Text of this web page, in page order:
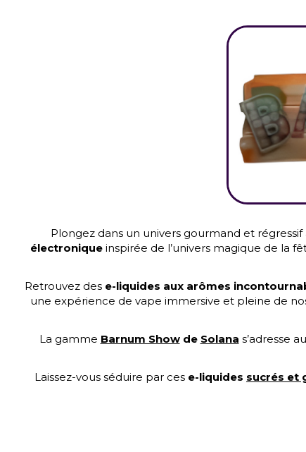
Plongez dans un univers gourmand et
électronique inspirée de l’univers magique de la
Retrouvez des e-liquides aux arômes
une expérience de vape immersive et pleine de
La gamme Barnum Showde Solana s’adresse
Laissez-vous séduire par ces e-liquides sucrés et